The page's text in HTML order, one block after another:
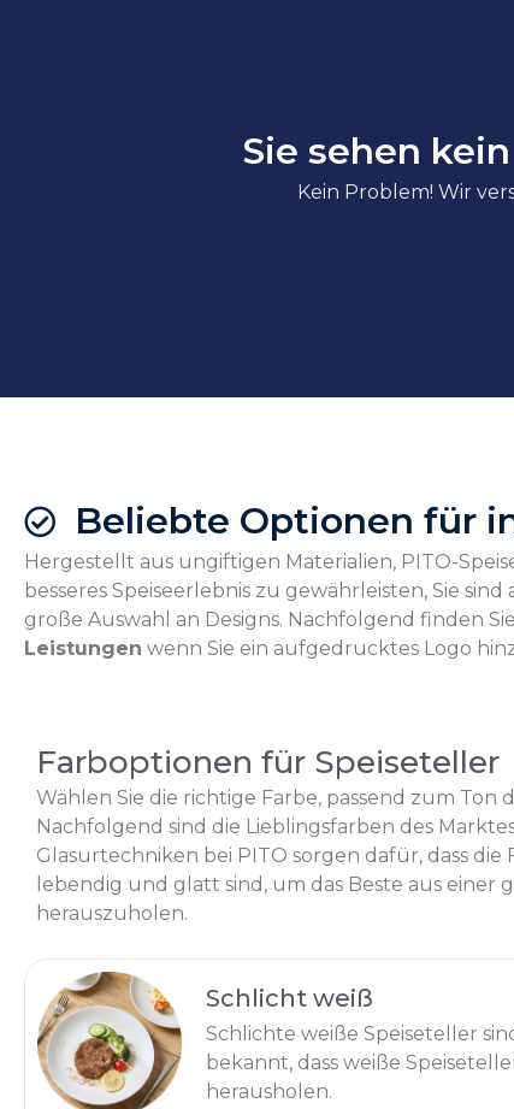
Sie sehen
Kein Problem! Wir
Beliebte Optionen für
Hergestellt aus ungiftigen Materialien, PITO-
besseres Speiseerlebnis zu gewährleisten, Sie
große Auswahl an Designs. Nachfolgend finden
Leistungen wenn Sie ein aufgedrucktes Logo
Farboptionen für Speiseteller
Wählen Sie die richtige Farbe, passend zum Ton
Nachfolgend sind die Lieblingsfarben des
Glasurtechniken bei PITO sorgen dafür, dass
lebendig und glatt sind, um das Beste aus
herauszuholen.
Schlicht weiß
Schlichte weiße Speiseteller
bekannt, dass weiße
herausholen.